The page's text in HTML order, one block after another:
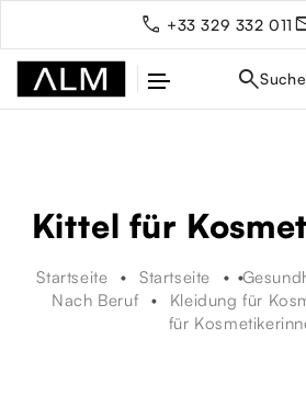
+33 329 332 011
Kittel für
Startseite Startseite
Nach Beruf
Kleidung für
für